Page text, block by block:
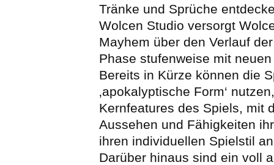
Tränke und Sprüche
Wolcen Studio versorgt
Mayhem über den Verlauf
Phase stufenweise mit
Bereits in Kürze können die
‚apokalyptische Form‘
Kernfeatures des Spiels, mit
Aussehen und Fähigkeiten
ihren individuellen Spielstil
Darüber hinaus sind ein voll